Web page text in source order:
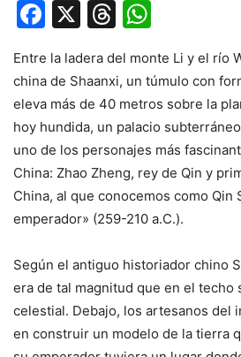
Facebook
X Threads
Entre la ladera del monte Li y el río
china de Shaanxi, un túmulo con
eleva más de 40 metros sobre la
hoy hundida, un palacio
uno de los personajes más
China: Zhao Zheng, rey de Qin y
China, al que conocemos como Qin
emperador» (259-210 a.C.).
Según el antiguo historiador chino
era de tal magnitud que en el techo
celestial. Debajo, los artesanos del
en construir un modelo de la tierra